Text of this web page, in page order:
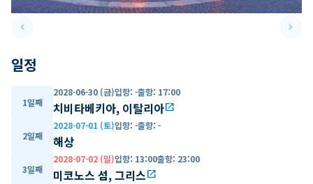
keyboard_arrow_leftPrevious slide keyboard_arrow_right
일정
1일째
2028-06-30 (금)입항: -출항: 17:00
치비타베키아, 이탈리아open_in_new
2일째
2028-07-01 (토)입항: -출항: -
해상
3일째
2028-07-02 (일)입항: 13:00출항: 23:00
미코노스 섬, 그리스open_in_new